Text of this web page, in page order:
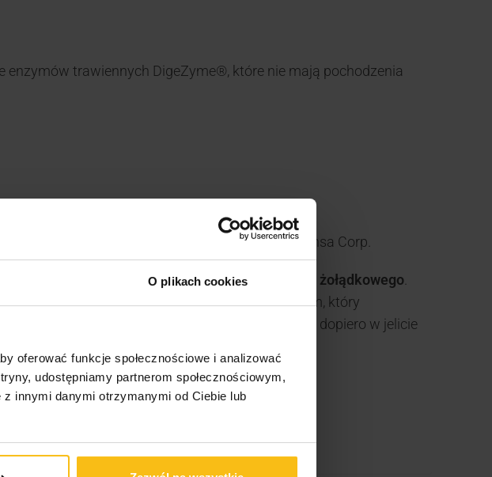
O plikach cookies
oferować funkcje społecznościowe i analizować
udostępniamy partnerom społecznościowym,
innymi danymi otrzymanymi od Ciebie lub
enzymów trawiennych DigeZyme®, które nie mają pochodzenia
pokarmu. DigeZyme® jest własnością Sabinsa Corp.
które chronią enzymy przed działaniem soku żołądkowego
przez żołądek wypełniony kwasem solnym, który
enzymy przed tym zjawiskiem i rozkładają się dopiero w jelicie
się produktom, jakie oferuje konkurencja.